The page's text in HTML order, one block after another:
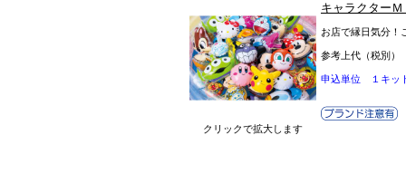
クリックで拡大します
キャラクター
お店で縁日気分！
参考上代（税別）
申込単位 １キッ